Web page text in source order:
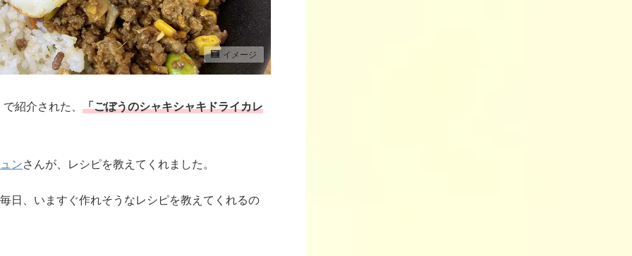
イメージ
紹介された、 「ごぼうのシャキシャキドライカレ
ンさんが、レシピを教えてくれました。
日、いますぐ作れそうなレシピを教えてくれるの